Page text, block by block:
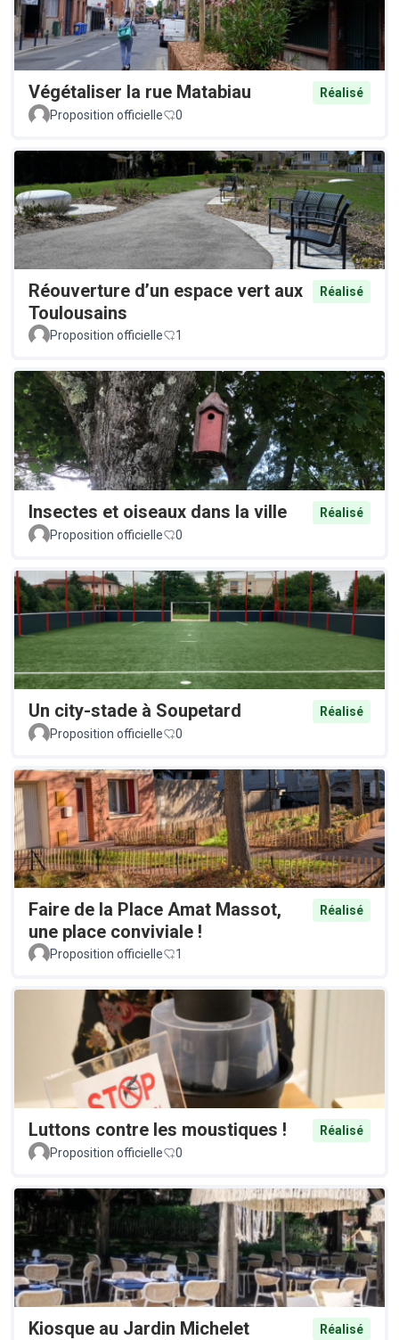
Végétaliser la rue Matabiau
Réalisé
Proposition officielle
0
Réouverture d’un espace vert aux
Toulousains
Réalisé
Proposition officielle 1
Insectes et oiseaux dans la ville
Réalisé
Proposition officielle
0
Un city-stade à Soupetard
Réalisé
Proposition officielle
0
Faire de la Place Amat Massot,
une place conviviale !
Réalisé
Proposition officielle 1
Luttons contre les moustiques !
Réalisé
Proposition officielle
0
Kiosque au Jardin Michelet
Réalisé